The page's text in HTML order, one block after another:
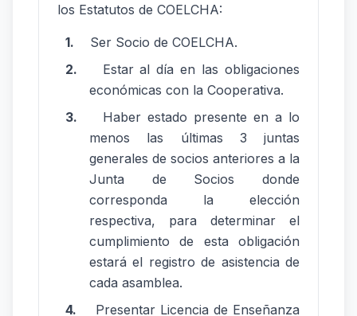
los Estatutos de COELCHA:
1. Ser Socio de COELCHA.
2. Estar al día en las obligaciones
económicas con la Cooperativa.
3. Haber estado presente en a lo
menos las últimas 3 juntas
generales de socios anteriores a la
Junta de Socios donde
corresponda la elección
respectiva, para determinar el
cumplimiento de esta obligación
estará el registro de asistencia de
cada asamblea.
4. Presentar Licencia de Enseñanza